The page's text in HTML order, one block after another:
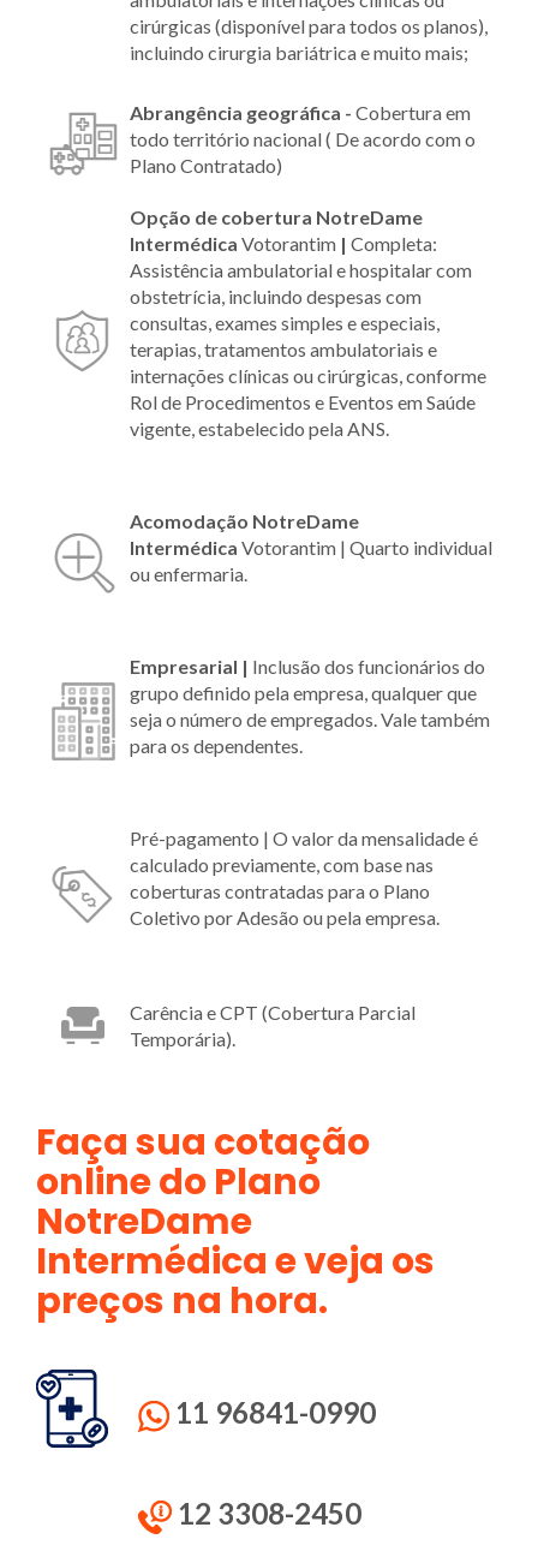
cirúrgicas (disponível para todos os planos),
incluindo cirurgia bariátrica e muito mais;
Abrangência geográfica - Cobertura em
todo território nacional ( De acordo com o
Plano Contratado)
Opção de cobertura NotreDame
Intermédica Votorantim | Completa:
Assistência ambulatorial e hospitalar com
obstetrícia, incluindo despesas com
consultas, exames simples e especiais,
terapias, tratamentos ambulatoriais e
internações clínicas ou cirúrgicas, conforme
Rol de Procedimentos e Eventos em Saúde
vigente, estabelecido pela ANS.
Acomodação NotreDame
Intermédica Votorantim | Quarto individual
ou enfermaria.
Empresarial | Inclusão dos funcionários do
grupo definido pela empresa, qualquer que
seja o número de empregados. Vale também
para os dependentes.
Pré-pagamento | O valor da mensalidade é
calculado previamente, com base nas
coberturas contratadas para o Plano
Coletivo por Adesão ou pela empresa.
Carência e CPT (Cobertura Parcial
Temporária).
Faça sua cotação
online do Plano
NotreDame
Intermédica e veja os
preços na hora.
11 96841-0990
12 3308-2450